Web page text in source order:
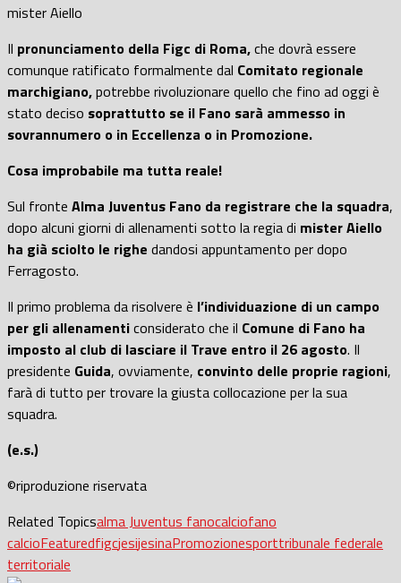
mister Aiello
Il pronunciamento della Figc di Roma,che dovrà essere
comunque ratificato formalmente dal Comitato regionale
marchigiano,potrebbe rivoluzionare quello che fino ad oggi è
stato deciso soprattutto se il Fano sarà ammesso in
sovrannumero o in Eccellenza o in Promozione.
Cosa improbabile ma tutta reale!
Sul fronte Alma Juventus Fano da registrare che la squadra,
dopo alcuni giorni di allenamenti sotto la regia di mister Aiello
ha già sciolto le righe dandosi appuntamento per dopo
Ferragosto.
Il primo problema da risolvere è l’individuazione di un campo
per gli allenamenticonsiderato che il Comune di Fano ha
imposto al club di lasciare il Trave entro il 26 agosto. Il
presidente Guida, ovviamente, convinto delle proprie ragioni,
farà di tutto per trovare la giusta collocazione per la sua
squadra.
(e.s.)
©riproduzione riservata
Related Topicsalma Juventus fanocalciofano
calcioFeaturedfigcjesijesinaPromozionesporttribunale federale
territoriale